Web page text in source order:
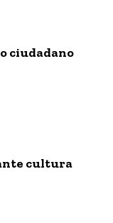
ciudadano
cultura